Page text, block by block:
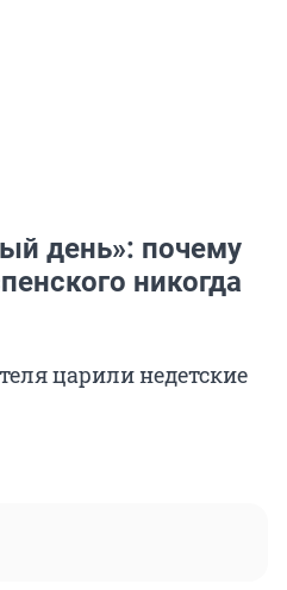
день»: почему
никогда
царили недетские